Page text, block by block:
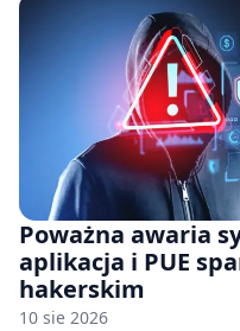
Poważna awaria
aplikacja i PUE
hakerskim
10 sie 2026